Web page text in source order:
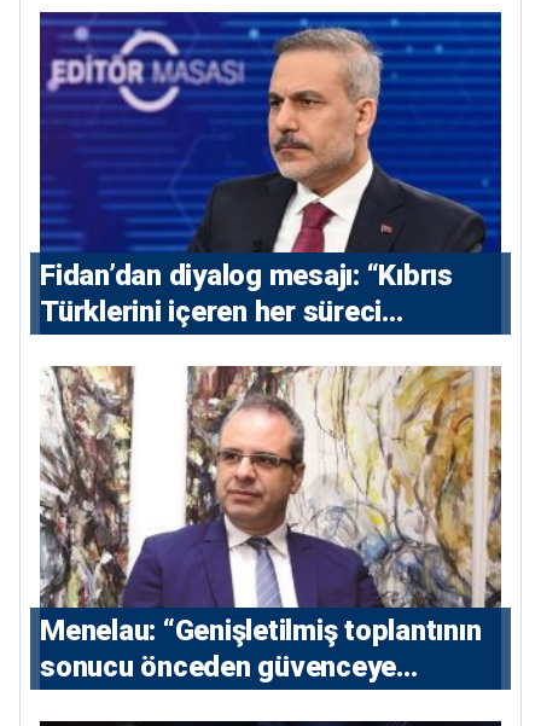
Fidan’dan diyalog mesajı: “Kıbrıs
Türklerini içeren her süreci
Menelau: “Genişletilmiş toplantının
sonucu önceden güvenceye